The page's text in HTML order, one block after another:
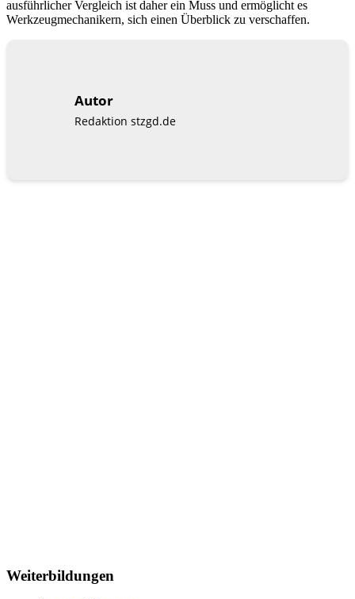
ausführlicher Vergleich ist daher ein Muss und ermöglicht es
Werkzeugmechanikern, sich einen Überblick zu verschaffen.
Autor
Redaktion stzgd.de
Weiterbildungen